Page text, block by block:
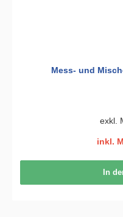
Mess- und
exkl.
inkl.
In